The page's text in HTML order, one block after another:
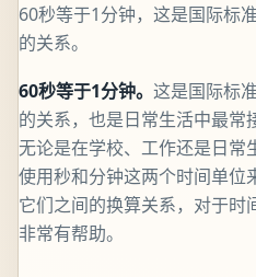
60秒等于1分钟，这是国际标
的关系。
60秒等于1分钟。 这是国际标
的关系，也是日常生活中最常
无论是在学校、工作还是日常
使用秒和分钟这两个时间单位
它们之间的换算关系，对于时
非常有帮助。